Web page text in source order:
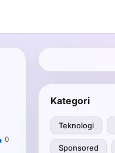
0
Kategori
Teknologi
Sponsored